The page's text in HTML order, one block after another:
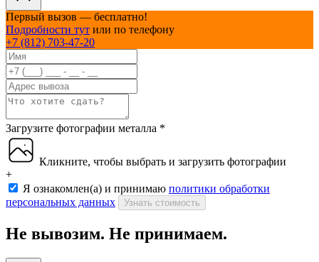
Первый вызов — бесплатно!
Подробности тут или по телефону
+7 (812) 703-47-20
Загрузите фотографии металла *
Кликните, чтобы выбрать и загрузить фотографии
+
Я ознакомлен(а) и принимаю политики обработки
персональных данных
Узнать стоимость
Не вывозим. Не принимаем.